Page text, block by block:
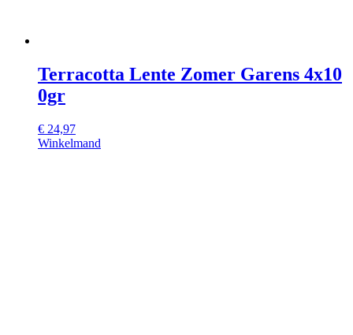
Terracotta Lente Zomer Garens 4x10
0gr
€ 24,97
Winkelmand